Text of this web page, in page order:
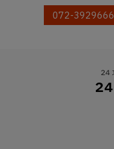
072-3929666